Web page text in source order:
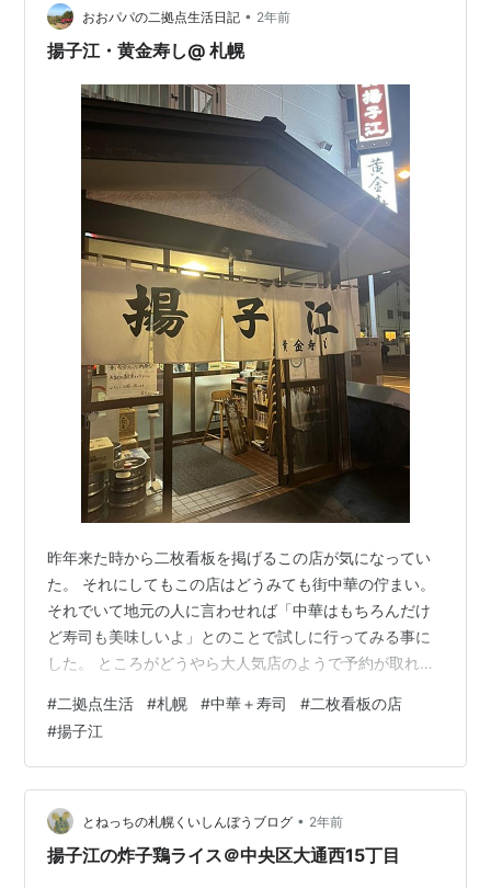
今の季節そのものって感じがするでしょ？ こう みどりに
して とり いよいよ しろく、 やま あおくして はな もえ
おおパパの二拠点生活日記 • 2年前
揚子江・黄金寿し@ 札幌
昨年来た時から二枚看板を掲げるこの店が気になってい
た。 それにしてもこの店はどうみても街中華の佇まい。
それでいて地元の人に言わせれば「中華はもちろんだけ
ど寿司も美味しいよ」とのことで試しに行ってみる事に
した。 ところがどうやら大人気店のようで予約が取れ
肝日を１日繰り上げたのは昨日も書いた通り。 てな事
で、まずは刺身の盛り合わせとこの店の大女将おすすめ
の焼き筍を注文。 待つ事しばしで出て来たのが刺身の盛
り合わせ。量が多いことは聞いていたが、二人前で頼ん
だはずなのにまさかこんな量で出てくるとは驚いた。 た
だ刺身そのものはとんでもなく新鮮で、写真右…
#二拠点生活 #札幌 #中華＋寿司 #二枚看板の店
#揚子江
とねっちの札幌くいしんぼうブログ • 2年前
揚子江の炸子鶏ライス＠中央区大通西15丁目